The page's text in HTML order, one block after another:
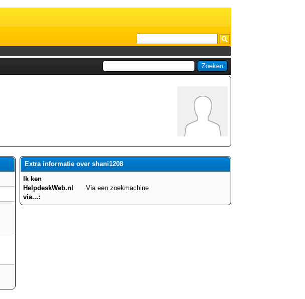
Extra informatie over shani1208
Ik ken
HelpdeskWeb.nl
via...:
Via een zoekmachine